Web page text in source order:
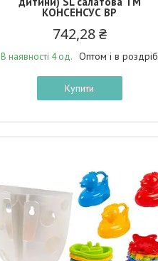
КОНСЕНСУС BP
742,28 ₴
В наявності 4 од. Оптом і в роздріб
Купити